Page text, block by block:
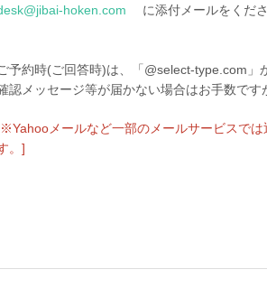
hoken.com
に添付メールをくださ
予約時(ご回答時)は、「@select-type.com」
認メッセージ等が届かない場合はお手数です
メールなど一部のメールサービスで
。]